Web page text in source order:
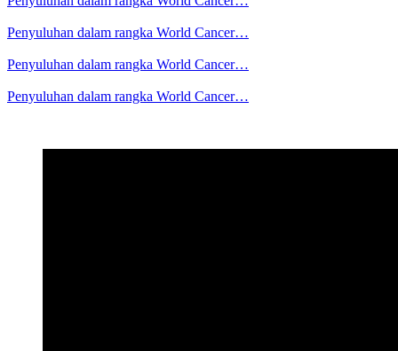
Penyuluhan dalam rangka World Cancer…
Penyuluhan dalam rangka World Cancer…
Penyuluhan dalam rangka World Cancer…